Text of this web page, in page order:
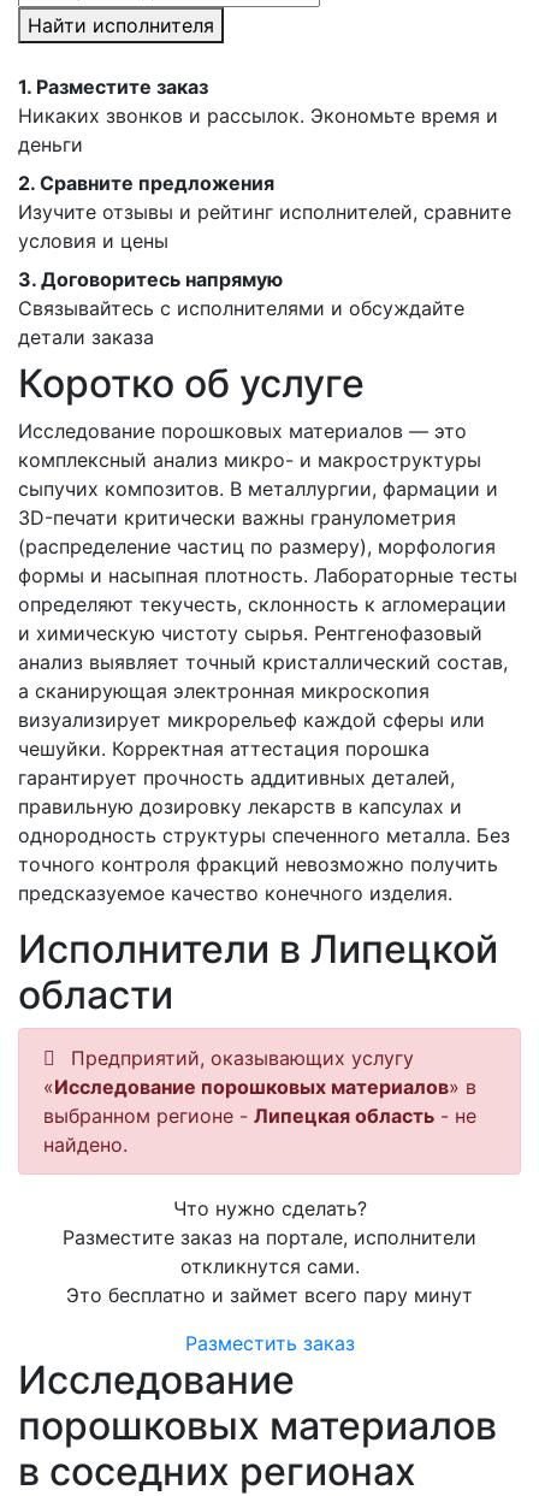
Найти исполнителя
1. Разместите заказ
Никаких звонков и рассылок. Экономьте время и
деньги
2. Сравните предложения
Изучите отзывы и рейтинг исполнителей, сравните
условия и цены
3. Договоритесь напрямую
Связывайтесь с исполнителями и обсуждайте
детали заказа
Коротко об услуге
Исследование порошковых материалов — это
комплексный анализ микро- и макроструктуры
сыпучих композитов. В металлургии, фармации и
3D-печати критически важны гранулометрия
(распределение частиц по размеру), морфология
формы и насыпная плотность. Лабораторные тесты
определяют текучесть, склонность к агломерации
и химическую чистоту сырья. Рентгенофазовый
анализ выявляет точный кристаллический состав,
а сканирующая электронная микроскопия
визуализирует микрорельеф каждой сферы или
чешуйки. Корректная аттестация порошка
гарантирует прочность аддитивных деталей,
правильную дозировку лекарств в капсулах и
однородность структуры спеченного металла. Без
точного контроля фракций невозможно получить
предсказуемое качество конечного изделия.
Исполнители в Липецкой
области
Предприятий, оказывающих услугу
«Исследование порошковых материалов» в
выбранном регионе - Липецкая область - не
найдено.
Что нужно сделать?
Разместите заказ на портале, исполнители
откликнутся сами.
Это бесплатно и займет всего пару минут
Разместить заказ
Исследование
порошковых материалов
в соседних регионах